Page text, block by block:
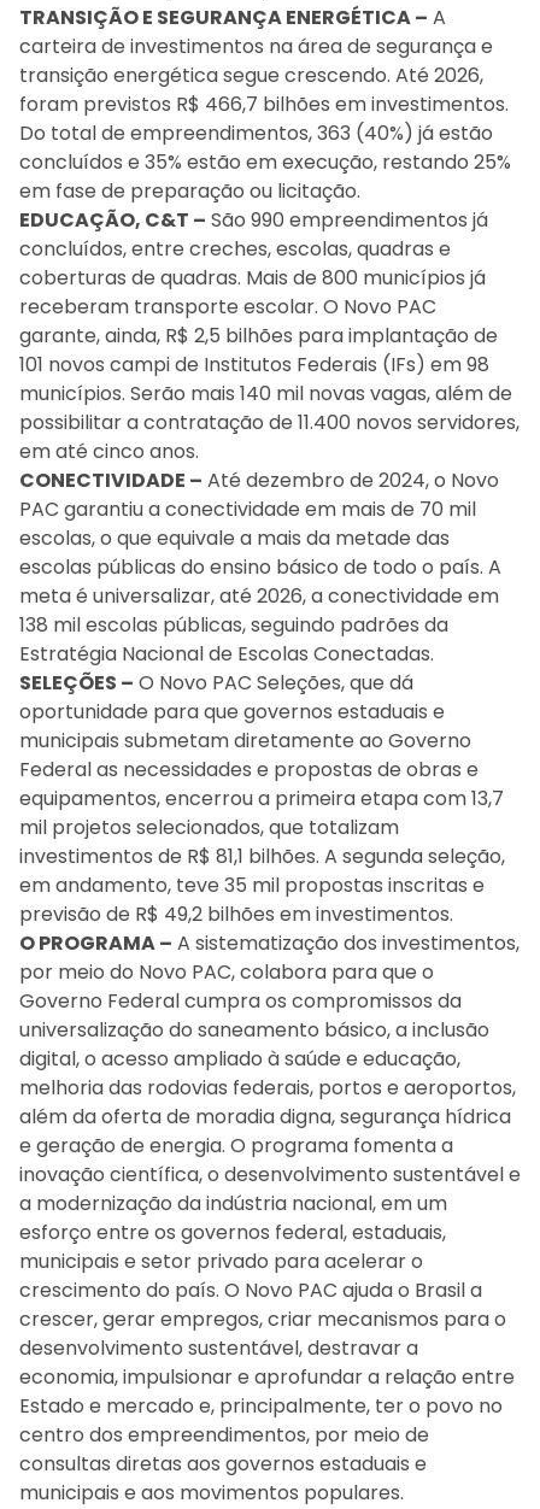
TRANSIÇÃO E SEGURANÇA ENERGÉTICA – A
carteira de investimentos na área de segurança e
transição energética segue crescendo. Até 2026,
foram previstos R$ 466,7 bilhões em investimentos.
Do total de empreendimentos, 363 (40%) já estão
concluídos e 35% estão em execução, restando 25%
em fase de preparação ou licitação.
EDUCAÇÃO, C&T – São 990 empreendimentos já
concluídos, entre creches, escolas, quadras e
coberturas de quadras. Mais de 800 municípios já
receberam transporte escolar. O Novo PAC
garante, ainda, R$ 2,5 bilhões para implantação de
101 novos campi de Institutos Federais (IFs) em 98
municípios. Serão mais 140 mil novas vagas, além de
possibilitar a contratação de 11.400 novos servidores,
em até cinco anos.
CONECTIVIDADE – Até dezembro de 2024, o Novo
PAC garantiu a conectividade em mais de 70 mil
escolas, o que equivale a mais da metade das
escolas públicas do ensino básico de todo o país. A
meta é universalizar, até 2026, a conectividade em
138 mil escolas públicas, seguindo padrões da
Estratégia Nacional de Escolas Conectadas.
SELEÇÕES – O Novo PAC Seleções, que dá
oportunidade para que governos estaduais e
municipais submetam diretamente ao Governo
Federal as necessidades e propostas de obras e
equipamentos, encerrou a primeira etapa com 13,7
mil projetos selecionados, que totalizam
investimentos de R$ 81,1 bilhões. A segunda seleção,
em andamento, teve 35 mil propostas inscritas e
previsão de R$ 49,2 bilhões em investimentos.
O PROGRAMA – A sistematização dos investimentos,
por meio do Novo PAC, colabora para que o
Governo Federal cumpra os compromissos da
universalização do saneamento básico, a inclusão
digital, o acesso ampliado à saúde e educação,
melhoria das rodovias federais, portos e aeroportos,
além da oferta de moradia digna, segurança hídrica
e geração de energia. O programa fomenta a
inovação científica, o desenvolvimento sustentável e
a modernização da indústria nacional, em um
esforço entre os governos federal, estaduais,
municipais e setor privado para acelerar o
crescimento do país. O Novo PAC ajuda o Brasil a
crescer, gerar empregos, criar mecanismos para o
desenvolvimento sustentável, destravar a
economia, impulsionar e aprofundar a relação entre
Estado e mercado e, principalmente, ter o povo no
centro dos empreendimentos, por meio de
consultas diretas aos governos estaduais e
municipais e aos movimentos populares.